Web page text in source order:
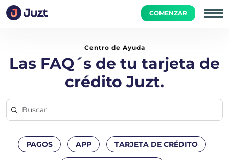
COMENZAR
Inicio Paga tu Tarjeta ¿Cuál es el monto a pagar de mi
Centro de Ayuda
Las FAQ´s de tu tarjeta de
crédito Juzt.
PAGOS APP TARJETA DE CRÉDITO